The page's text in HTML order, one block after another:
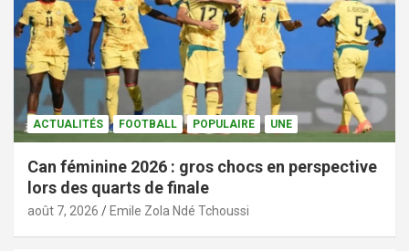
ACTUALITÉS FOOTBALL POPULAIRE UNE
Can féminine 2026 : gros chocs en perspective
lors des quarts de finale
août 7, 2026 Emile Zola Ndé Tchoussi